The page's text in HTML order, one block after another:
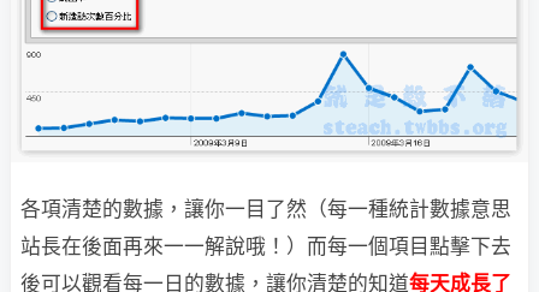
各項清楚的數據，讓你一目了然（每一種統計數據意思
站長在後面再來一一解說哦！） 而每一個項目點擊下去
後可以觀看每一日的數據，讓你清楚的知道每天成長了